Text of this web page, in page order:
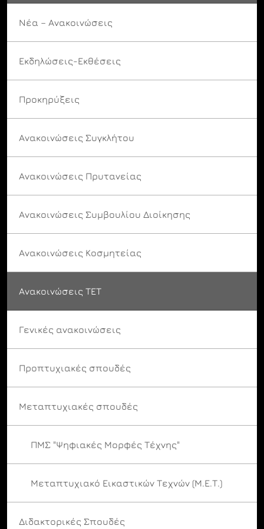
Νέα – Ανακοινώσεις
Εκδηλώσεις-Εκθέσεις
Προκηρύξεις
Ανακοινώσεις Συγκλήτου
Ανακοινώσεις Πρυτανείας
Ανακοινώσεις Συμβουλίου Διοίκησης
Ανακοινώσεις Κοσμητείας
Ανακοινώσεις ΤΕΤ
Γενικές ανακοινώσεις
Προπτυχιακές σπουδές
Μεταπτυχιακές σπουδές
ΠΜΣ "Ψηφιακές Μορφές Τέχνης"
Μεταπτυχιακό Εικαστικών Τεχνών (Μ.Ε.Τ.)
Διδακτορικές Σπουδές